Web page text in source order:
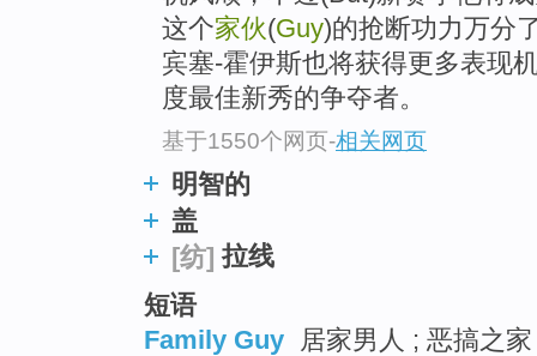
这个家伙(Guy)的抢断功力万分
宾塞-霍伊斯也将获得更多表现
度最佳新秀的争夺者。
基于1550个网页-相关网页
明智的
盖
[纺] 拉线
短语
Family Guy
居家男人 ; 恶搞之